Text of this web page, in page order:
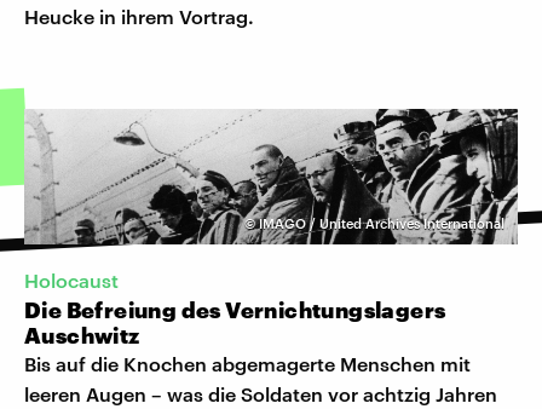
Heucke in ihrem Vortrag.
©IMAGO / United Archives International
Holocaust
Die Befreiung des Vernichtungslagers
Auschwitz
Bis auf die Knochen abgemagerte Menschen mit
leeren Augen – was die Soldaten vor achtzig Jahren